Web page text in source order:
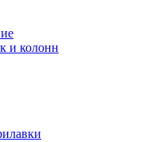
и колонн